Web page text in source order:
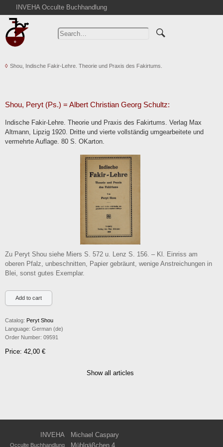
INVEHA Occulte Buchhandlung
Home
Advanced Search
Cart
Contact
Terms
Shou, Indische Fakir-Lehre. Theorie und Praxis des Fakirtums.
Shou, Peryt (Ps.) = Albert Christian Georg Schultz:
Indische Fakir-Lehre. Theorie und Praxis des Fakirtums. Verlag Max
Altmann, Lipzig 1920. Dritte und vierte vollständig umgearbeitete und
vermehrte Auflage. 80 S. OKarton.
Zu Peryt Shou siehe Miers S. 572 u. Lenz S. 156. – Kl. Einriss am
oberen Pfalz, unbeschnitten, Papier gebräunt, wenige Anstreichungen in
Blei, sonst gutes Exemplar.
Catalog: Peryt Shou
Language: German (de)
Order Number: 09591
Price: 42,00 €
Show all articles
INVEHA Michael Caspary
Occulte Buchhandlung Mühlgäßchen 4